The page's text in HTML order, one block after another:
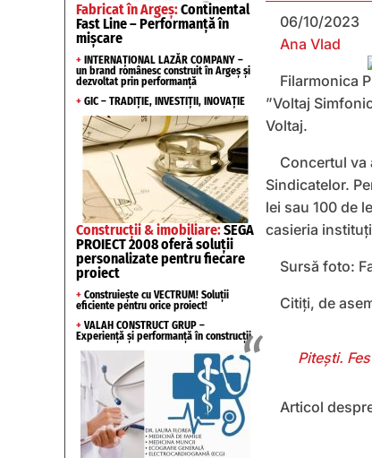
Fabricat în Argeș:Continental
Fast Line – Performanță în
mișcare
+ INTERNAȚIONAL LAZĂR COMPANY –
un brand românesc construit în Argeș și
dezvoltat prin performanță
+ GIC – TRADIȚIE, INVESTIȚII, INOVAȚIE
Construcții & imobiliare:SEGA
PROIECT 2008 oferă soluții
personalizate pentru fiecare
proiect
+ Construiește cu VECTRUM! Soluții
eficiente pentru orice proiect!
+ VALAH CONSTRUCT GRUP –
Experiență și performanță în construcții
06/10/2023
Ana Vlad
Filarmonica
”Voltaj
Voltaj.
Concertul va
Sindicatelor.
lei sau 100 de
casieria
Sursă foto:
Citiți, de
Pitești.
Articol